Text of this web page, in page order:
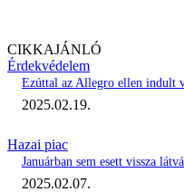
CIKKAJÁNLÓ
Érdekvédelem
Ezúttal az Allegro ellen indult
2025.02.19.
Hazai piac
Januárban sem esett vissza
2025.02.07.